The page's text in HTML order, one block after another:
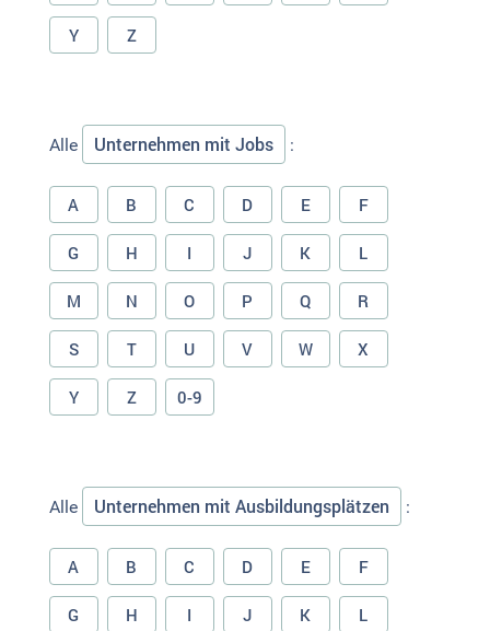
Y Z
Alle Unternehmen mit Jobs :
A B C D E F
G H I J K L
M N O P Q R
S T U V W X
Y Z 0-9
Alle Unternehmen mit Ausbildungsplätzen :
A B C D E F
G H I J K L